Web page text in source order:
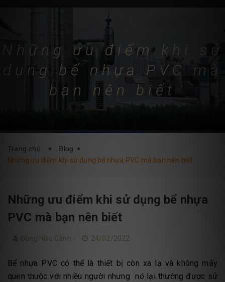
GIỚI THIỆU
BLOG LIÊN HỆ
Những ưu điểm khi sử
dụng bể nhựa PVC mà
bạn nên biết
Trang chủ
Blog
Những ưu điểm khi sử dụng bể nhựa PVC mà bạn nên biết
Những ưu điểm khi sử dụng bể nhựa
PVC mà bạn nên biết
Đồng Hữu Cảnh - 24/02/2022
Bể nhựa PVC có thể là thiết bị còn xa lạ và không mấy
quen thuộc với nhiều người nhưng nó lại thường được sử